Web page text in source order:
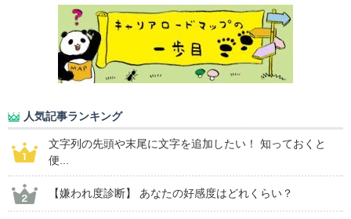
人気記事ランキング
文字列の先頭や末尾に文字を追加したい！ 知っておくと
便...
【嫌われ度診断】 あなたの好感度はどれくらい？